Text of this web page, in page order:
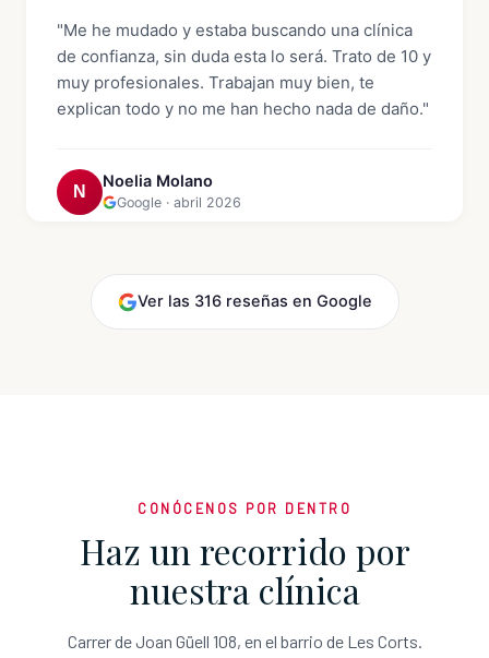
"Me he mudado y estaba buscando una clínica
de confianza, sin duda esta lo será. Trato de 10 y
muy profesionales. Trabajan muy bien, te
explican todo y no me han hecho nada de daño."
N
Noelia Molano
Google · abril 2026
Ver las 316 reseñas en Google
CONÓCENOS POR DENTRO
Haz un recorrido por
nuestra clínica
Carrer de Joan Güell 108, en el barrio de Les Corts.